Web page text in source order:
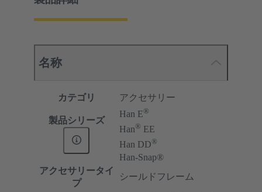
名称
カテゴリ アクセサリー
製品シリーズ
Han E®
Han® EE
Han DD®
Han-Snap®
アクセサリータイ
プ
シールドフレーム